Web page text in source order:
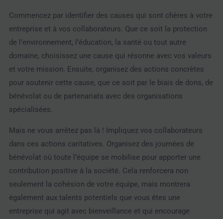
Commencez par identifier des causes qui sont chères à votre
entreprise et à vos collaborateurs. Que ce soit la protection
de l’environnement, l’éducation, la santé ou tout autre
domaine, choisissez une cause qui résonne avec vos valeurs
et votre mission. Ensuite, organisez des actions concrètes
pour soutenir cette cause, que ce soit par le biais de dons, de
bénévolat ou de partenariats avec des organisations
spécialisées.
Mais ne vous arrêtez pas là ! Impliquez vos collaborateurs
dans ces actions caritatives. Organisez des journées de
bénévolat où toute l’équipe se mobilise pour apporter une
contribution positive à la société. Cela renforcera non
seulement la cohésion de votre équipe, mais montrera
également aux talents potentiels que vous êtes une
entreprise qui agit avec bienveillance et qui encourage